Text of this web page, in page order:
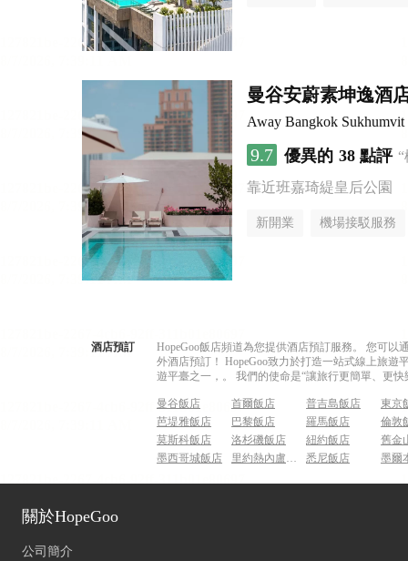
曼谷安蔚素坤逸酒
Away Bangkok Sukhumvit
9.7 優異的 38 點評
靠近班嘉琦緹皇后公園
新開業 機場接駁服務
酒店預訂
HopeGoo飯店頻道為您提供酒店預訂服務。 您可
外酒店預訂！ HopeGoo致力於打造一站式線上旅
遊平臺之一，。 我們的使命是“讓旅行更簡單、更
曼谷飯店 首爾飯店 普吉島飯店
東京
芭堤雅飯店
巴黎飯店 羅馬飯店
倫敦
莫斯科飯店
洛杉磯飯店 紐約飯店
舊金
墨西哥城飯店
里約熱內盧飯店 悉尼飯店 墨爾
關於HopeGoo
公司簡介